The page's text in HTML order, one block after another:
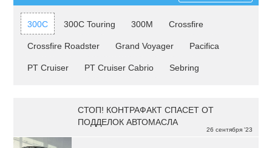
300C 300C Touring 300M Crossfire
Crossfire Roadster Grand Voyager Pacifica
PT Cruiser PT Cruiser Cabrio Sebring
26 сентября '23
СТОП! КОНТРАФАКТ СПАСЕТ ОТ
ПОДДЕЛОК АВТОМАСЛА